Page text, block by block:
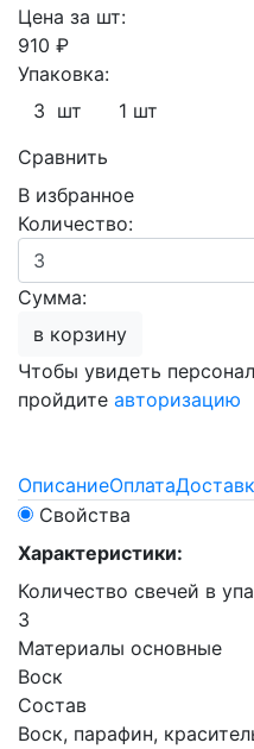
Цена за шт:
910 ₽
Упаковка:
3 шт
1 шт
Сравнить
В избранное
Количество:
Сумма:
в корзину
Чтобы увидеть
пройдите авторизацию
ОписаниеОплата
Свойства
Характеристики:
Количество свечей в
3
Материалы основные
Воск
Состав
Воск, парафин,